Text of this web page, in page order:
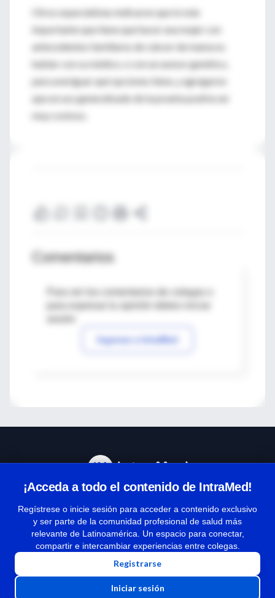
Otros especialistas indicaron que lo más
importante que tiene que hacer una mujer con
antecedentes familiares de cáncer de mama es
hablar con su médico, o con un asesor genético,
para averiguar qué opciones tiene, y agregaron
que un uso generalizado de la prueba podría ser
muy costoso.
Comentarios
Para ver los comentarios de colegas o
Ingresar a IntraMed
¡Acceda a todo el contenido de IntraMed!
Regístrese o inicie sesión para acceder a contenido exclusivo
y ser parte de la comunidad profesional de salud más
relevante de Latinoamérica. Un espacio para conectar,
compartir e intercambiar experiencias entre colegas.
Registrarse
Iniciar sesión
Términos y condiciones
| Políticas de privacidad
| Todos los derechos reservados | Copyright 1997-2026